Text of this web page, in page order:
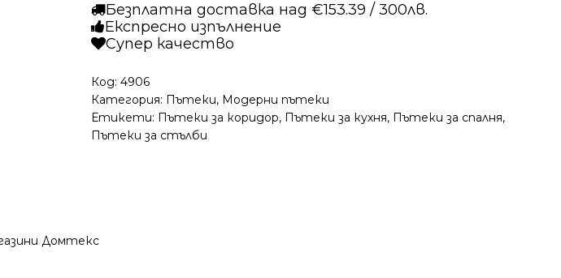
Фреш
424
Крем
Безплатна доставка над €153.39 / 300лв.
Експресно изпълнение
Супер качество
Код: 4906
Категория: Пътеки, Модерни пътеки
Етикети: Пътеки за коридор, Пътеки за кухня, Пътеки за спалня,
Пътеки за стълби
Домтекс